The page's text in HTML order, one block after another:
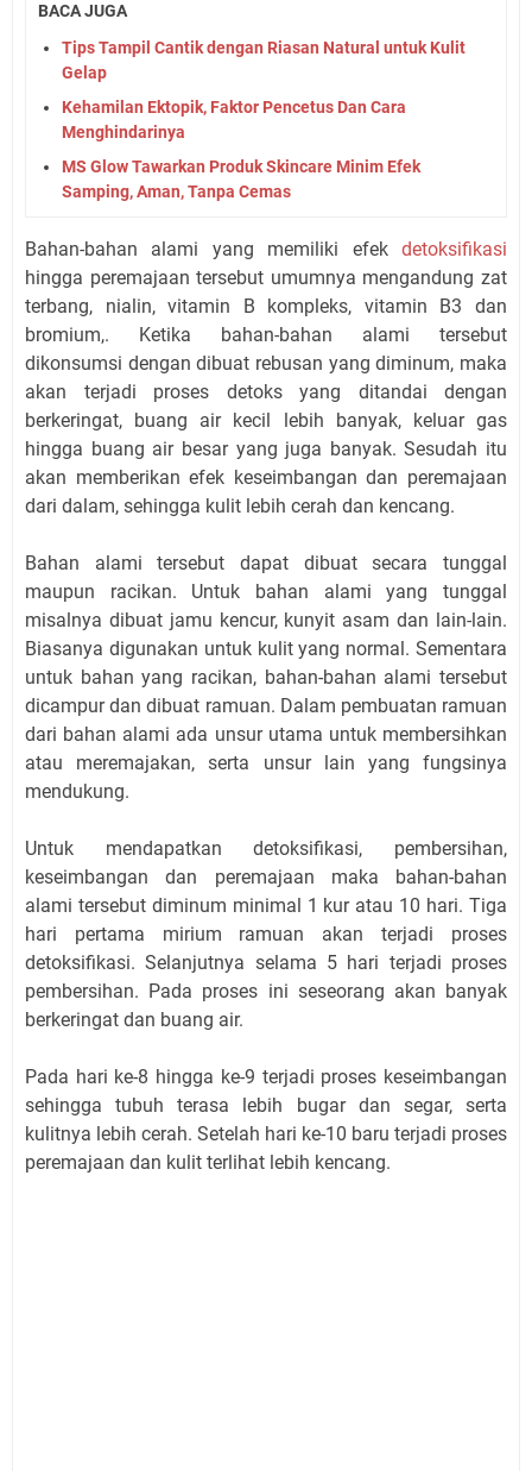
BACA JUGA
Tips Tampil Cantik dengan Riasan Natural untuk Kulit
Gelap
Kehamilan Ektopik, Faktor Pencetus Dan Cara
Menghindarinya
MS Glow Tawarkan Produk Skincare Minim Efek
Samping, Aman, Tanpa Cemas
Bahan-bahan alami yang memiliki efek detoksifikasi
hingga peremajaan tersebut umumnya mengandung zat
terbang, nialin, vitamin B kompleks, vitamin B3 dan
bromium,. Ketika bahan-bahan alami tersebut
dikonsumsi dengan dibuat rebusan yang diminum, maka
akan terjadi proses detoks yang ditandai dengan
berkeringat, buang air kecil lebih banyak, keluar gas
hingga buang air besar yang juga banyak. Sesudah itu
akan memberikan efek keseimbangan dan peremajaan
dari dalam, sehingga kulit lebih cerah dan kencang.
Bahan alami tersebut dapat dibuat secara tunggal
maupun racikan. Untuk bahan alami yang tunggal
misalnya dibuat jamu kencur, kunyit asam dan lain-lain.
Biasanya digunakan untuk kulit yang normal. Sementara
untuk bahan yang racikan, bahan-bahan alami tersebut
dicampur dan dibuat ramuan. Dalam pembuatan ramuan
dari bahan alami ada unsur utama untuk membersihkan
atau meremajakan, serta unsur lain yang fungsinya
mendukung.
Untuk mendapatkan detoksifikasi, pembersihan,
keseimbangan dan peremajaan maka bahan-bahan
alami tersebut diminum minimal 1 kur atau 10 hari. Tiga
hari pertama mirium ramuan akan terjadi proses
detoksifikasi. Selanjutnya selama 5 hari terjadi proses
pembersihan. Pada proses ini seseorang akan banyak
berkeringat dan buang air.
Pada hari ke-8 hingga ke-9 terjadi proses keseimbangan
sehingga tubuh terasa lebih bugar dan segar, serta
kulitnya lebih cerah. Setelah hari ke-10 baru terjadi proses
peremajaan dan kulit terlihat lebih kencang.